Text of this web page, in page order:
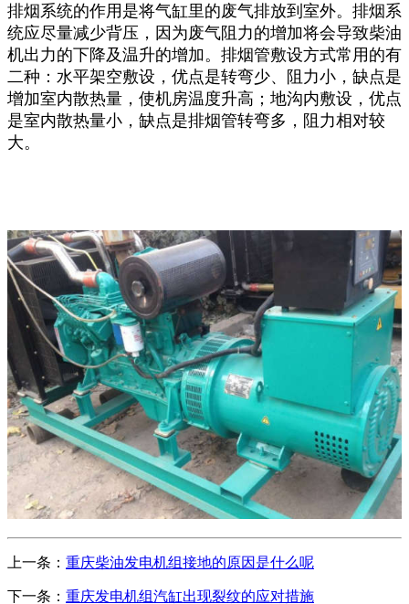
排烟系统的作用是将气缸里的废气排放到室外。排烟系
统应尽量减少背压，因为废气阻力的增加将会导致柴油
机出力的下降及温升的增加。排烟管敷设方式常用的有
二种：水平架空敷设，优点是转弯少、阻力小，缺点是
增加室内散热量，使机房温度升高；地沟内敷设，优点
是室内散热量小，缺点是排烟管转弯多，阻力相对较
大。
上一条： 重庆柴油发电机组接地的原因是什么呢
下一条： 重庆发电机组汽缸出现裂纹的应对措施